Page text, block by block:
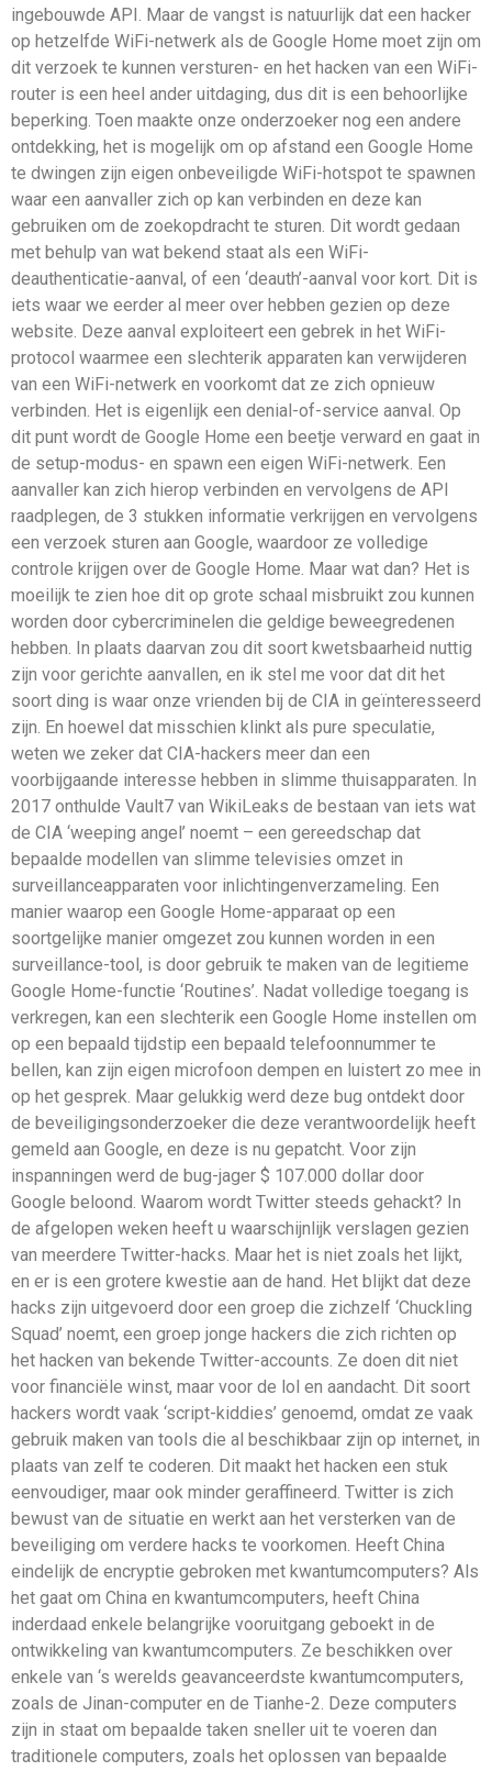
ingebouwde API. Maar de vangst is natuurlijk dat een hacker
op hetzelfde WiFi-netwerk als de Google Home moet zijn om
dit verzoek te kunnen versturen- en het hacken van een WiFi-
router is een heel ander uitdaging, dus dit is een behoorlijke
beperking. Toen maakte onze onderzoeker nog een andere
ontdekking, het is mogelijk om op afstand een Google Home
te dwingen zijn eigen onbeveiligde WiFi-hotspot te spawnen
waar een aanvaller zich op kan verbinden en deze kan
gebruiken om de zoekopdracht te sturen. Dit wordt gedaan
met behulp van wat bekend staat als een WiFi-
deauthenticatie-aanval, of een ‘deauth’-aanval voor kort. Dit is
iets waar we eerder al meer over hebben gezien op deze
website. Deze aanval exploiteert een gebrek in het WiFi-
protocol waarmee een slechterik apparaten kan verwijderen
van een WiFi-netwerk en voorkomt dat ze zich opnieuw
verbinden. Het is eigenlijk een denial-of-service aanval. Op
dit punt wordt de Google Home een beetje verward en gaat in
de setup-modus- en spawn een eigen WiFi-netwerk. Een
aanvaller kan zich hierop verbinden en vervolgens de API
raadplegen, de 3 stukken informatie verkrijgen en vervolgens
een verzoek sturen aan Google, waardoor ze volledige
controle krijgen over de Google Home. Maar wat dan? Het is
moeilijk te zien hoe dit op grote schaal misbruikt zou kunnen
worden door cybercriminelen die geldige beweegredenen
hebben. In plaats daarvan zou dit soort kwetsbaarheid nuttig
zijn voor gerichte aanvallen, en ik stel me voor dat dit het
soort ding is waar onze vrienden bij de CIA in geïnteresseerd
zijn. En hoewel dat misschien klinkt als pure speculatie,
weten we zeker dat CIA-hackers meer dan een
voorbijgaande interesse hebben in slimme thuisapparaten. In
2017 onthulde Vault7 van WikiLeaks de bestaan van iets wat
de CIA ‘weeping angel’ noemt – een gereedschap dat
bepaalde modellen van slimme televisies omzet in
surveillanceapparaten voor inlichtingenverzameling. Een
manier waarop een Google Home-apparaat op een
soortgelijke manier omgezet zou kunnen worden in een
surveillance-tool, is door gebruik te maken van de legitieme
Google Home-functie ‘Routines’. Nadat volledige toegang is
verkregen, kan een slechterik een Google Home instellen om
op een bepaald tijdstip een bepaald telefoonnummer te
bellen, kan zijn eigen microfoon dempen en luistert zo mee in
op het gesprek. Maar gelukkig werd deze bug ontdekt door
de beveiligingsonderzoeker die deze verantwoordelijk heeft
gemeld aan Google, en deze is nu gepatcht. Voor zijn
inspanningen werd de bug-jager $ 107.000 dollar door
Google beloond. Waarom wordt Twitter steeds gehackt? In
de afgelopen weken heeft u waarschijnlijk verslagen gezien
van meerdere Twitter-hacks. Maar het is niet zoals het lijkt,
en er is een grotere kwestie aan de hand. Het blijkt dat deze
hacks zijn uitgevoerd door een groep die zichzelf ‘Chuckling
Squad’ noemt, een groep jonge hackers die zich richten op
het hacken van bekende Twitter-accounts. Ze doen dit niet
voor financiële winst, maar voor de lol en aandacht. Dit soort
hackers wordt vaak ‘script-kiddies’ genoemd, omdat ze vaak
gebruik maken van tools die al beschikbaar zijn op internet, in
plaats van zelf te coderen. Dit maakt het hacken een stuk
eenvoudiger, maar ook minder geraffineerd. Twitter is zich
bewust van de situatie en werkt aan het versterken van de
beveiliging om verdere hacks te voorkomen. Heeft China
eindelijk de encryptie gebroken met kwantumcomputers? Als
het gaat om China en kwantumcomputers, heeft China
inderdaad enkele belangrijke vooruitgang geboekt in de
ontwikkeling van kwantumcomputers. Ze beschikken over
enkele van ‘s werelds geavanceerdste kwantumcomputers,
zoals de Jinan-computer en de Tianhe-2. Deze computers
zijn in staat om bepaalde taken sneller uit te voeren dan
traditionele computers, zoals het oplossen van bepaalde